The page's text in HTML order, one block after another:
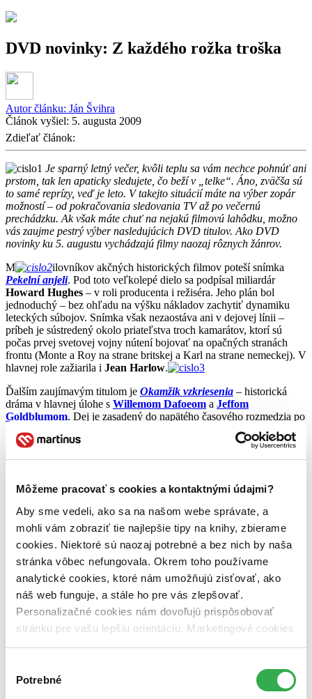
Môžeme pracovať s cookies a kontaktnými údajmi?
Aby sme vedeli, ako sa na našom webe správate, a
mohli vám zobraziť tie najlepšie tipy na knihy, zbierame
cookies. Niektoré sú naozaj potrebné a bez nich by naša
stránka vôbec nefungovala. Okrem toho používame
analytické cookies, ktoré nám umožňujú zisťovať, ako
náš web funguje, a stále ho pre vás zlepšovať.
Personalizačné cookies nám dovoľujú prispôsobovať
stránku pre vašu lepšiu orientáciu. Marketingové cookies
nám zas umožňujú zobrazenie relevantnej reklamy.
nám pomohlo, keby sme mohli používať všetky tieto
súhlasu
Potrebné
DVD novinky: Z každého rožka troška
Autor článku: Ján Švihra
Článok vyšiel: 5. augusta 2009
Zdieľať článok:
Je sparný letný večer, kvôli teplu sa vám nechce pohnúť ani
prstom, tak len apaticky sledujete, čo beží v „telke“. Áno, zväčša sú
to samé reprízy, veď je leto. V takejto situácií máte na výber zopár
možností – od pokračovania sledovania TV až po večernú
prechádzku. Ak však máte chuť na nejakú filmovú lahôdku, možno
vás zaujme pestrý výber nasledujúcich DVD titulov. Ako DVD
novinky ku 5. augustu vychádzajú filmy naozaj rôznych žánrov.
M
ilovníkov akčných historických filmov poteší snímka
Pekelní anjeli. Pod toto veľkolepé dielo sa podpísal miliardár
Howard Hughes – v roli producenta i režiséra. Jeho plán bol
jednoduchý – bez ohľadu na výšku nákladov zachytiť dynamiku
leteckých súbojov. Snímka však nezaostáva ani v dejovej línii –
príbeh je sústredený okolo priateľstva troch kamarátov, ktorí sú
počas prvej svetovej vojny nútení bojovať na opačných stranách
frontu (Monte a Roy na strane britskej a Karl na strane nemeckej). V
hlavnej role zažiarila i Jean Harlow.
Ďalším zaujímavým titulom je Okamžik vzkriesenia – historická
dráma v hlavnej úlohe s Willemom Dafoeom a Jeffom
Goldblumom. Dej je zasadený do napätého časového rozmedzia po
skončení druhej svetovej vojny . Cirkusant, ktorý bol ušetrený pred
plynovou komorou, sa stáva dôležitou osobnosťou v azyle pre tých,
neviest . Dve očarujúce herečky –Kate HudsonaAnne Hathaway
– si zahrali v tejto ľahkej komédií, ku ktorej azda ani nie je čo
dodať. Nečakajte nič náročného, no na príjemné spestrenie večera je
snímka ako stvorená a určite poteší hlavne ženskú časť vašej